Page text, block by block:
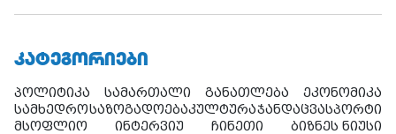
ᲙᲐᲢᲔᲒᲝᲠᲘᲔᲑᲘ
პოლიტიკა სამართალი განათლება
ეკონომიკა
სამხედროსაზოგადოებაკულტურაჯანდაცვასპორტი
მსოფლიო
ინტერვიუ ჩინეთი ბიზნეს ნიუსი